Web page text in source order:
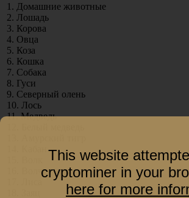
1. Домашние животные
2. Лошадь
3. Корова
4. Овца
5. Коза
6. Кошка
7. Собака
8. Гуси
9. Северный олень
10. Лось
11. Медведь
16. Волчья нора
This website
cryptominer in your
here for more